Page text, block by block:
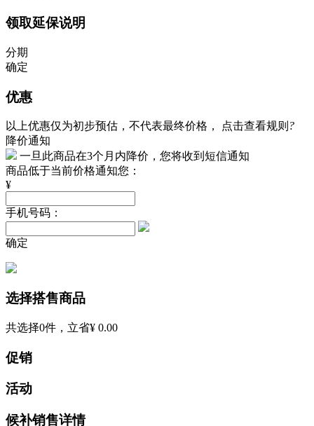
领取延保说明
分期
确定
优惠
以上优惠仅为初步预估，不代表最终价格， 点击查看规则 ?
降价通知
一旦此商品在3个月内降价，您将收到短信通知
商品低于当前价格通知您：
¥
手机号码：
确定
选择搭售商品
共选择0件，立省¥ 0.00
促销
活动
候补销售详情